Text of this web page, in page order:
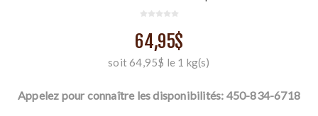
64,95$
soit 64,95$ le 1 kg(s)
Appelez pour connaître les disponibilités: 450-834-6718